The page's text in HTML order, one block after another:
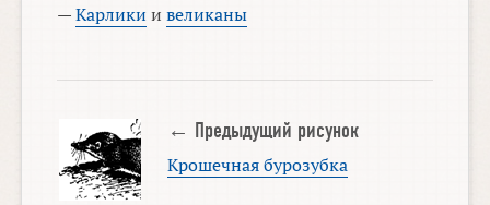
—Карлики ивеликаны
← Предыдущий рисунок
Крошечная бурозубка